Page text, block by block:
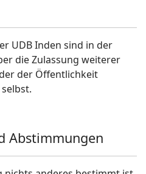
UDB Inden sind in der
die Zulassung weiterer
der Öffentlichkeit
Abstimmungen